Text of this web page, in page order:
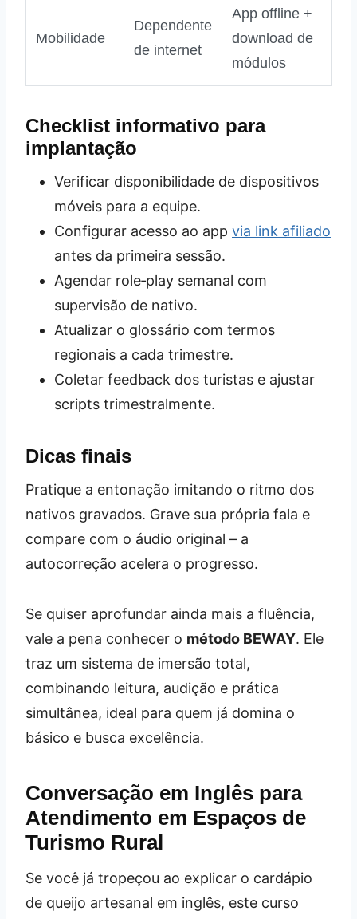
Mobilidade
Dependente
de internet
App offline +
download de
módulos
Checklist informativo para
implantação
Verificar disponibilidade de dispositivos
móveis para a equipe.
Configurar acesso ao app via link afiliado
antes da primeira sessão.
Agendar role‑play semanal com
supervisão de nativo.
Atualizar o glossário com termos
regionais a cada trimestre.
Coletar feedback dos turistas e ajustar
scripts trimestralmente.
Dicas finais
Pratique a entonação imitando o ritmo dos
nativos gravados. Grave sua própria fala e
compare com o áudio original – a
autocorreção acelera o progresso.
Se quiser aprofundar ainda mais a fluência,
vale a pena conhecer o método BEWAY. Ele
traz um sistema de imersão total,
combinando leitura, audição e prática
simultânea, ideal para quem já domina o
básico e busca excelência.
Conversação em Inglês para
Atendimento em Espaços de
Turismo Rural
Se você já tropeçou ao explicar o cardápio
de queijo artesanal em inglês, este curso